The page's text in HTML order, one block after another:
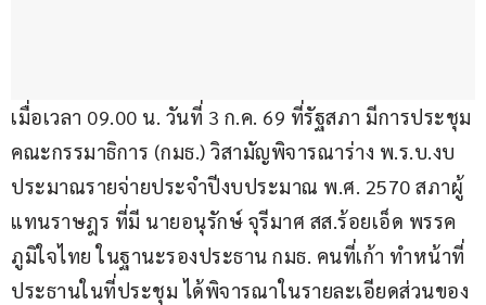
เมื่อเวลา 09.00 น. วันที่ 3 ก.ค. 69 ที่รัฐสภา มีการประชุม
คณะกรรมาธิการ (กมธ.) วิสามัญพิจารณาร่าง พ.ร.บ.งบ
ประมาณรายจ่ายประจำปีงบประมาณ พ.ศ. 2570 สภาผู้
แทนราษฎร ที่มี นายอนุรักษ์ จุรีมาศ สส.ร้อยเอ็ด พรรค
ภูมิใจไทย ในฐานะรองประธาน กมธ. คนที่เก้า ทำหน้าที่
ประธานในที่ประชุม ได้พิจารณาในรายละเอียดส่วนของ